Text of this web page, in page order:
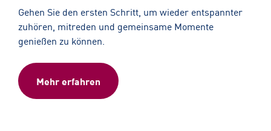
Gehen Sie den ersten Schritt, um wieder entspannter
zuhören, mitreden und gemeinsame Momente
genießen zu können.
Mehr erfahren